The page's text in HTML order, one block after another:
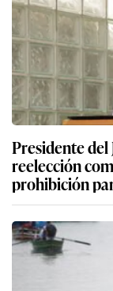
Presidente del
reelección
prohibición